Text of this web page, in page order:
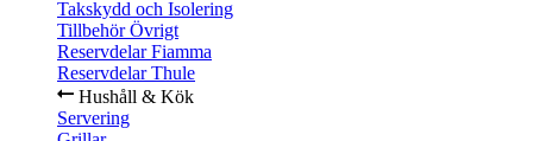
Takskydd och Isolering
Tillbehör Övrigt
Reservdelar Fiamma
Reservdelar Thule
Hushåll & Kök
Servering